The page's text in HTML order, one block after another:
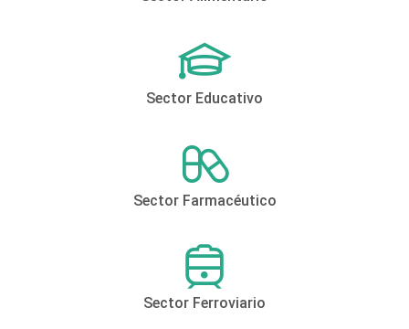
Sector Educativo
Sector Farmacéutico
Sector Ferroviario